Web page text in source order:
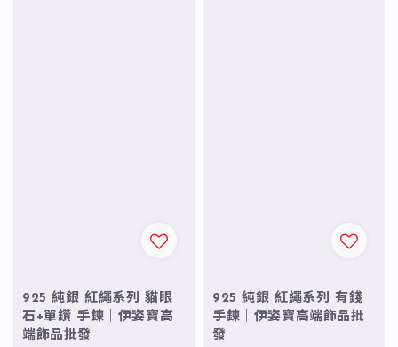
925 純銀 紅繩系列 貓眼
石+單鑽 手鍊｜伊姿寶高
端飾品批發
925 純銀 紅繩系列 有錢
手鍊｜伊姿寶高端飾品批
發